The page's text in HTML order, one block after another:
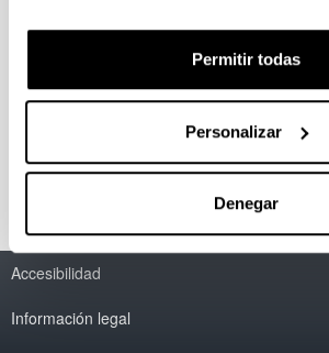
Permitir todas
Personalizar
Denegar
David Río
desde 2001 hasta 2003
Entidad financiadora:
Universidad del País Vasco
Accesibilidad
Información legal